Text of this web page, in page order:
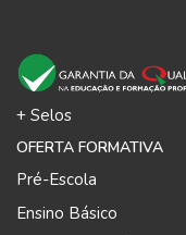
+ Selos
OFERTA FORMATIVA
Pré-Escola
Ensino Básico